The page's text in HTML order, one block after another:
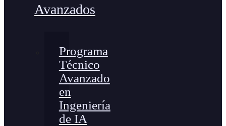
Avanzados
Programa
Técnico
Avanzado
en
Ingeniería
de IA